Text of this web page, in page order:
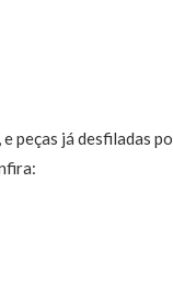
peças já desfiladas